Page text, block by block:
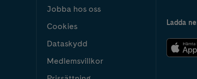
Jobba hos oss
Cookies
Dataskydd
Medlemsvillkor
Ladda